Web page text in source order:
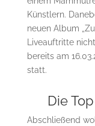
Künstlern.
neuen Album
Liveauftritte
bereits am
statt.
Die
Abschließend